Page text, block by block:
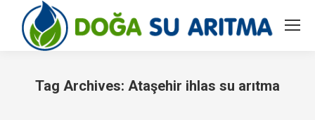
Tag Archives: Ataşehir ihlas su arıtma